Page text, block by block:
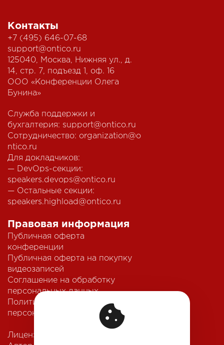
Контакты
+7 (495) 646-07-68
support@ontico.ru
125040, Москва, Нижняя ул., д.
14, стр. 7, подъезд 1, оф. 16
ООО «Конференции Олега
Бунина»
Служба поддержки и
бухгалтерия: support@ontico.ru
Сотрудничество: organization@o
ntico.ru
Для докладчиков:
— DevOps-секции:
speakers.devops@ontico.ru
— Остальные секции:
speakers.highload@ontico.ru
Правовая информация
Публичная оферта
конференции
Публичная оферта на покупку
видеозаписей
Соглашение на обработку
персональных данных
Политика обработки
персональных данных
Лицензионный договор с